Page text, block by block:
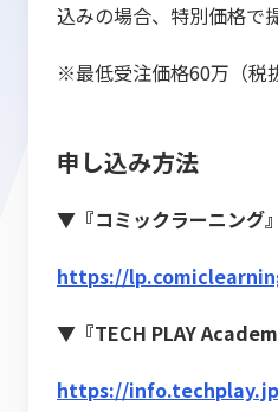
込みの場合、特別価格で
※最低受注価格60万（税
申し込み方法
▼『コミックラーニング』
https://
▼『TECH PLAY
https://